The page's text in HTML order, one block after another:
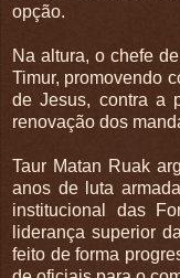
opção.
Na altura, o chefe
Timur, promovendo
de Jesus, contra a
renovação dos
Taur Matan Ruak
anos de luta
institucional das
liderança superior
feito de forma